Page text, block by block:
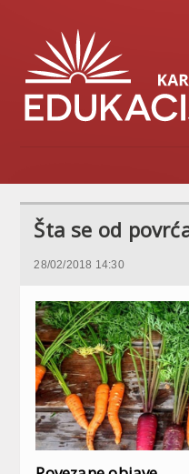
Šta se od
28/02/2018 14:30